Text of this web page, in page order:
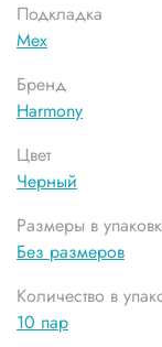
Подкладка
Мех
Бренд
Harmony
Цвет
Черный
Размеры в
Без размеров
Количество в
10 пар